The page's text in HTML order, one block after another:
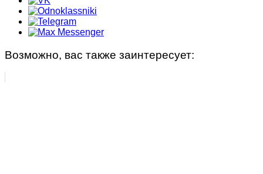
Фристайл
Группа «Начальной подготовки»
Возможно, вас также заинтересует: